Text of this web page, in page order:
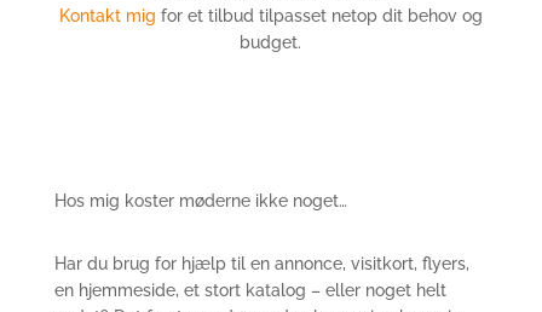
Kontakt mig for et tilbud tilpasset netop dit behov og
budget.
Hos mig koster møderne ikke noget…
Har du brug for hjælp til en annonce, visitkort, flyers,
en hjemmeside, et stort katalog – eller noget helt